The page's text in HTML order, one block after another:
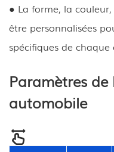
● La forme, la
être personnalisées
spécifiques de chaque
Paramètres
automobile